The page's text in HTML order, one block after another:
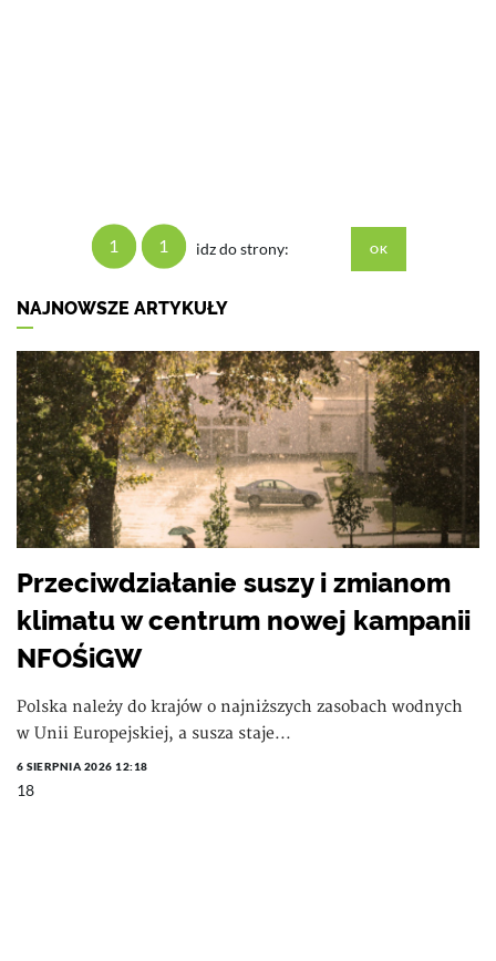
1 1 idz do strony:
NAJNOWSZE ARTYKUŁY
Przeciwdziałanie suszy i zmianom
klimatu w centrum nowej kampanii
NFOŚiGW
Polska należy do krajów o najniższych zasobach wodnych
w Unii Europejskiej, a susza staje...
6 SIERPNIA 2026 12:18
18